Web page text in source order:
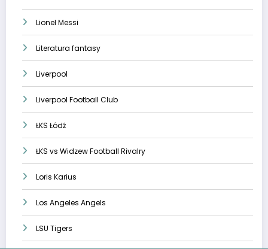
Lionel Messi
Literatura fantasy
Liverpool
Liverpool Football Club
ŁKS Łódź
ŁKS vs Widzew Football Rivalry
Loris Karius
Los Angeles Angels
LSU Tigers